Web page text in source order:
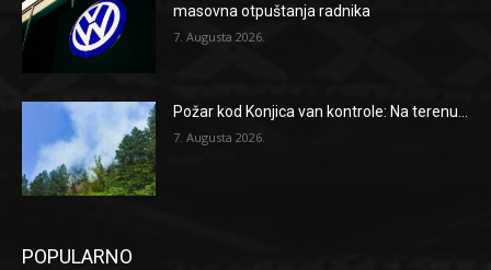
masovna otpuštanja radnika
7. Augusta 2026.
Požar kod Konjica van kontrole: Na terenu...
7. Augusta 2026.
POPULARNO